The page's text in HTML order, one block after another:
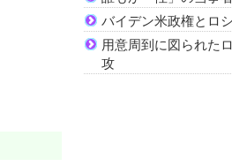
バイデン米政権とロ
用意周到に図られた
攻